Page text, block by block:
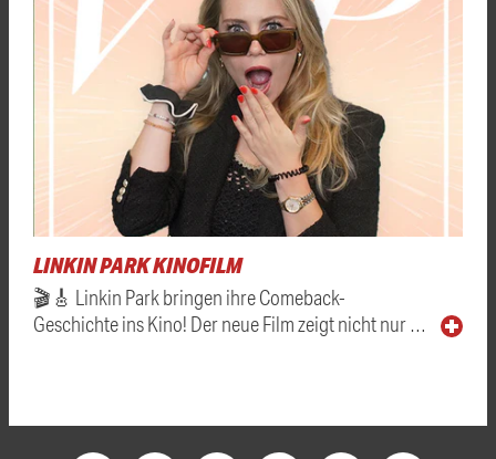
LINKIN PARK KINOFILM
🎬🎸 Linkin Park bringen ihre Comeback-
Geschichte ins Kino! Der neue Film zeigt nicht nur …